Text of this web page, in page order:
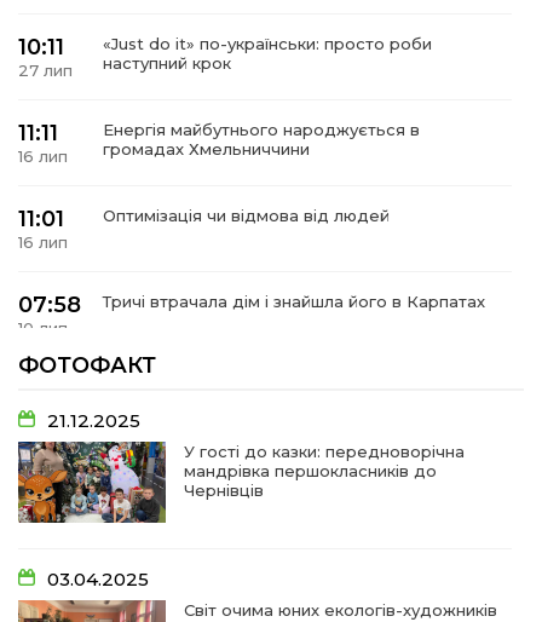
10:11
27 лип
«Just do it» по-українськи: просто роби
наступний крок
11:11
16 лип
Енергія майбутнього народжується в
громадах Хмельниччини
11:01
16 лип
Оптимізація чи відмова від людей
07:58
10 лип
Тричі втрачала дім і знайшла його в Карпатах
10 лип
13:30
06 лип
Від прикордонної застави до Донбасу:
14:18
01 лип
ФОТОФАКТ
21.12.2025
У гості до казки: передноворічна
мандрівка першокласників до
Чернівців
03.04.2025
Світ очима юних екологів-художників